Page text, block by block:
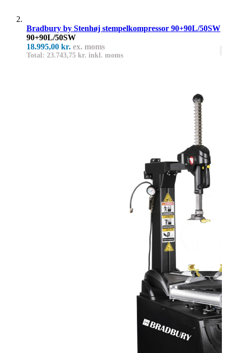
Bradbury by Stenhøj stempelkompressor 90+90L/50SW
90+90L/50SW
18.995,00 kr. ex. moms
Total: 23.743,75 kr. inkl. moms